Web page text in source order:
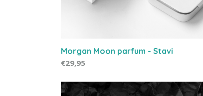
Morgan Moon parfum - Stavi
€29,95